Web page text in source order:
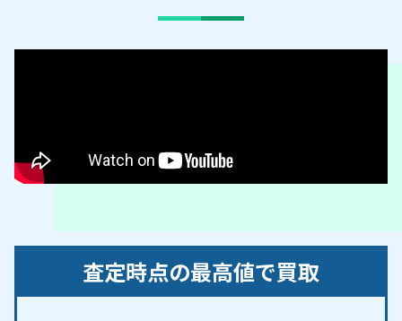
査定時点の最高値で買取